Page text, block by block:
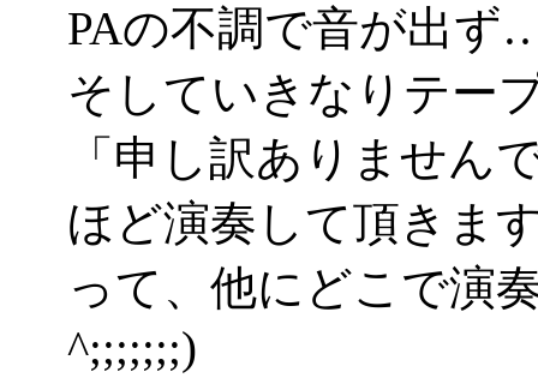
PAの不調で音が出ず
そしていきなりテー
「申し訳ありません
ほど演奏して頂きま
って、他にどこで演
^;;;;;;;)